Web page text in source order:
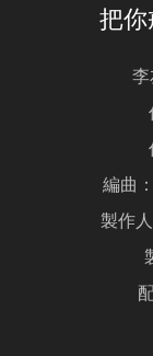
把
編曲
製作